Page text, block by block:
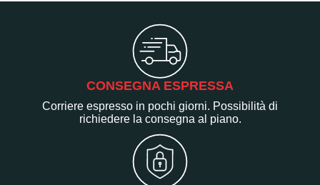
CONSEGNA ESPRESSA
Corriere espresso in pochi giorni. Possibilità di
richiedere la consegna al piano.